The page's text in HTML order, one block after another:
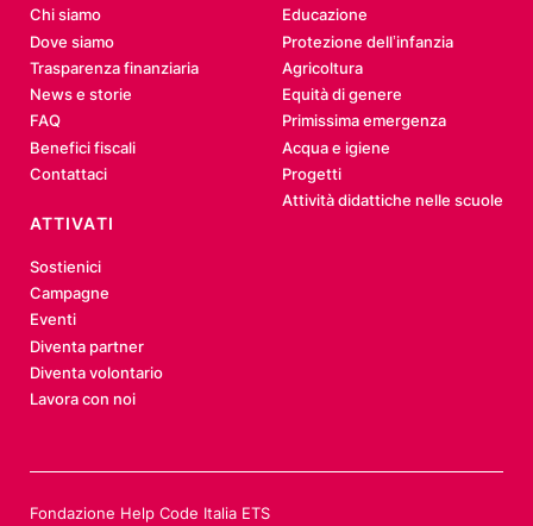
Chi siamo
Dove siamo
Trasparenza finanziaria
News e storie
FAQ
Benefici fiscali
Contattaci
Educazione
Protezione dell’infanzia
Agricoltura
Equità di genere
Primissima emergenza
Acqua e igiene
Progetti
Attività didattiche nelle scuole
ATTIVATI
Sostienici
Campagne
Eventi
Diventa partner
Diventa volontario
Lavora con noi
Fondazione Help Code Italia ETS